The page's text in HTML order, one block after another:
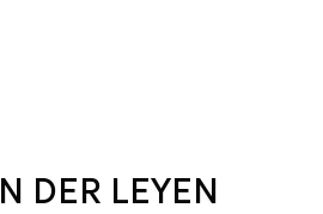
DER LEYEN